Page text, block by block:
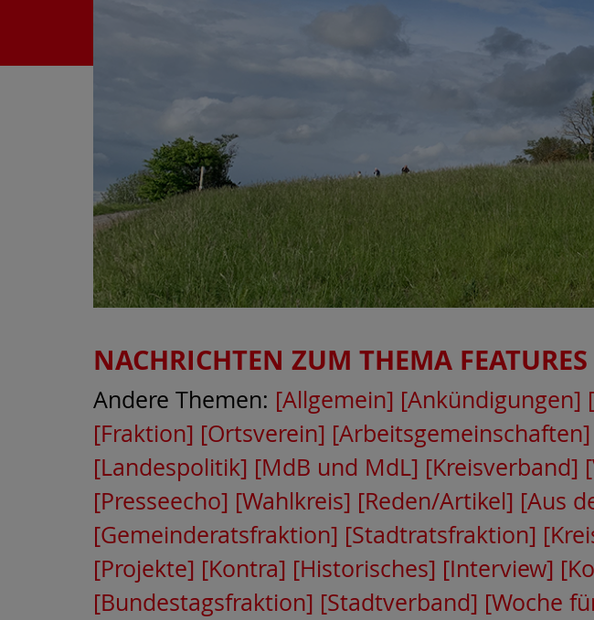
NACHRICHTEN ZUM THEMA FEATURES
Andere Themen: [Allgemein] [Ankündigungen]
[Fraktion] [Ortsverein] [Arbeitsgemeinschaften]
[Landespolitik] [MdB und MdL] [Kreisverband]
[Presseecho] [Wahlkreis] [Reden/Artikel] [Aus
[Gemeinderatsfraktion] [Stadtratsfraktion]
[Projekte] [Kontra] [Historisches] [Interview]
[Bundestagsfraktion] [Stadtverband] [Woche